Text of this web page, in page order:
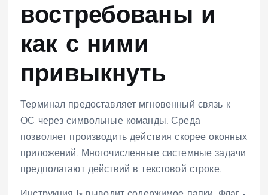
востребованы и
как с ними
привыкнуть
Терминал предоставляет мгновенный связь к
ОС через символьные команды. Среда
позволяет производить действия скорее оконных
приложений. Многочисленные системные задачи
предполагают действий в текстовой строке.